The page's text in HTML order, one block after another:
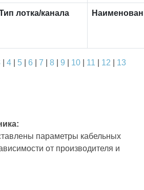
лотка/канала
| 4| 5| 6 7 8| 9 10| 11 12 13
параметры кабельных
от производителя и